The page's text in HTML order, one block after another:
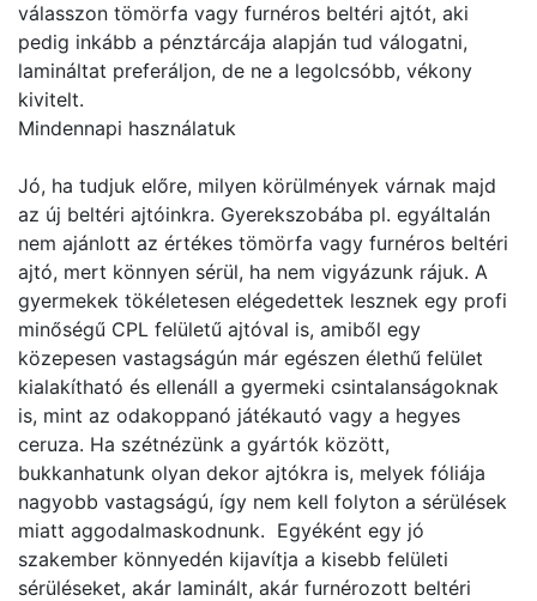
válasszon tömörfa vagy furnéros beltéri ajtót, aki
pedig inkább a pénztárcája alapján tud válogatni,
lamináltat preferáljon, de ne a legolcsóbb, vékony
kivitelt.
Mindennapi használatuk
Jó, ha tudjuk előre, milyen körülmények várnak majd
az új beltéri ajtóinkra. Gyerekszobába pl. egyáltalán
nem ajánlott az értékes tömörfa vagy furnéros beltéri
ajtó, mert könnyen sérül, ha nem vigyázunk rájuk. A
gyermekek tökéletesen elégedettek lesznek egy profi
minőségű CPL felületű ajtóval is, amiből egy
közepesen vastagságún már egészen élethű felület
kialakítható és ellenáll a gyermeki csintalanságoknak
is, mint az odakoppanó játékautó vagy a hegyes
ceruza. Ha szétnézünk a gyártók között,
bukkanhatunk olyan dekor ajtókra is, melyek fóliája
nagyobb vastagságú, így nem kell folyton a sérülések
miatt aggodalmaskodnunk. Egyéként egy jó
szakember könnyedén kijavítja a kisebb felületi
sérüléseket, akár laminált, akár furnérozott beltéri